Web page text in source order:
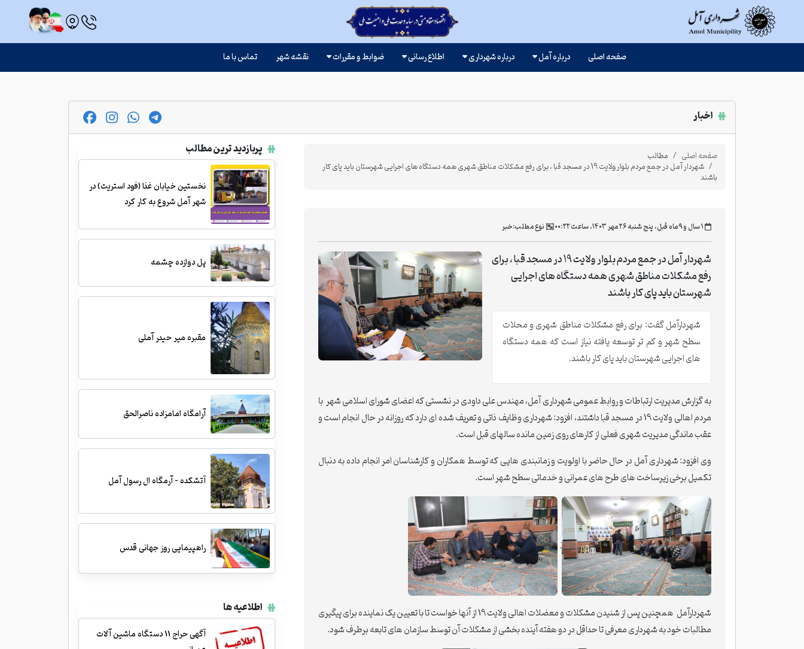
صفحه اصلی درباره آمل درباره شهرداری اطلاع رسانی ضوابط و مقررات نقشه شهر تماس با ما
اخبار
صفحه اصلی مطالب
شهردار آمل در جمع مردم بلوار ولایت 19 در مسجد قبا ، برای رفع مشکلات مناطق شهری همه دستگاه های اجرایی شهرستان باید پای کار
باشند
‫۱ سال و ۹ ماه قبل، پنج شنبه ۲۶ مهر ۱۴۰۳، ساعت ۰۰:۲۲ نوع مطلب:خبر
شهردار آمل در جمع مردم بلوار ولایت 19 در مسجد قبا ، برای
رفع مشکلات مناطق شهری همه دستگاه های اجرایی
شهرستان باید پای کار باشند
شهردارآمل گفت: برای رفع مشکلات مناطق شهری و محلات
سطح شهر و کم تر توسعه یافته نیاز است که همه دستگاه
های اجرایی شهرستان باید پای کار باشند.
به گزارش مدیریت ارتباطات و روابط عمومی شهرداری آمل، مهندس علی داودی در نشستی که اعضای شورای اسلامی شهر با
مردم اهالی ولایت 19 در مسجد قبا داشتند، افزود: شهرداری وظایف ذاتی و تعریف شده ای دارد که روزانه در حال انجام است و
عقب ماندگی مدیریت شهری فعلی از کارهای روی زمین مانده سالهای قبل است.
وی افزود: شهرداری آمل در حال حاضر با اولویت و زمانبندی هایی که توسط همکاران و کارشناسان امر انجام داده به دنبال
تکمیل برخی زیرساخت های طرح های عمرانی و خدماتی سطح شهر است.
.
شهردارآمل همچنین پس از شنیدن مشکلات و معضلات اهالی ولایت 19 از آنها خواست تا با تعیین یک نماینده برای پیگیری
مطالبات خود به شهرداری معرفی تا حداقل در دو هفته آینده بخشی از مشکلات آن توسط سازمان های تابعه برطرف شود.
پربازدید ترین مطالب
نخستین خیابان غذا (فود استریت) در
شهر آمل شروع به کار کرد
پل دوازده چشمه
مقبره میر حیدر آملی
آرامگاه امامزاده ناصرالحق
آتشکده - آرمگاه ال رسول آمل
راهپیمایی روز جهانی قدس
اطلاعیه ها
آگهی حراج 11 دستگاه ماشین آلات